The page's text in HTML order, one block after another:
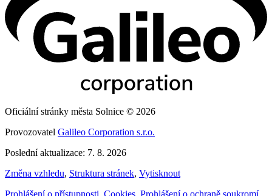
Oficiální stránky města Solnice © 2026
Provozovatel Galileo Corporation s.r.o.
Poslední aktualizace: 7. 8. 2026
Změna vzhledu, Struktura stránek, Vytisknout
Prohlášení o přístupnosti Cookies Prohlášení o ochraně soukromí